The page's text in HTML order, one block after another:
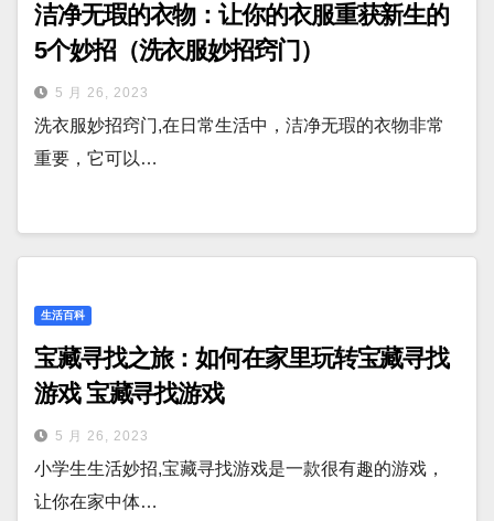
洁净无瑕的衣物：让你的衣服重获新生的
5个妙招（洗衣服妙招窍门）
5 月 26, 2023
洗衣服妙招窍门,在日常生活中，洁净无瑕的衣物非常
重要，它可以…
生活百科
宝藏寻找之旅：如何在家里玩转宝藏寻找
游戏 宝藏寻找游戏
5 月 26, 2023
小学生生活妙招,宝藏寻找游戏是一款很有趣的游戏，
让你在家中体…